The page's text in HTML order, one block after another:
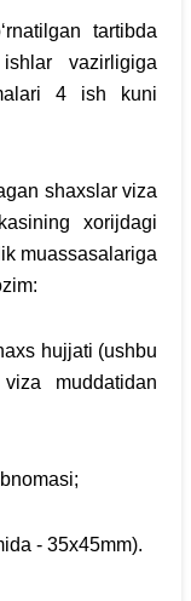
tartibda
vazirligiga
4 ish kuni
shaxslar viza
xorijdagi
muassasalariga
hujjati (ushbu
muddatidan
- 35x45mm).